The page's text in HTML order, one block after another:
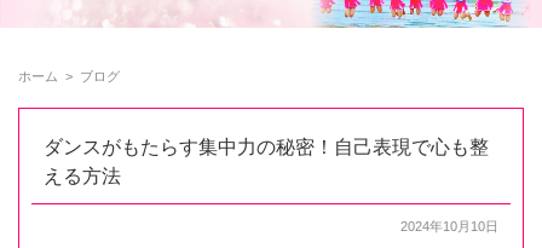
ホーム > ブログ
ダンスがもたらす集中力の秘密！自己表現で心も整
える方法
2024年10月10日